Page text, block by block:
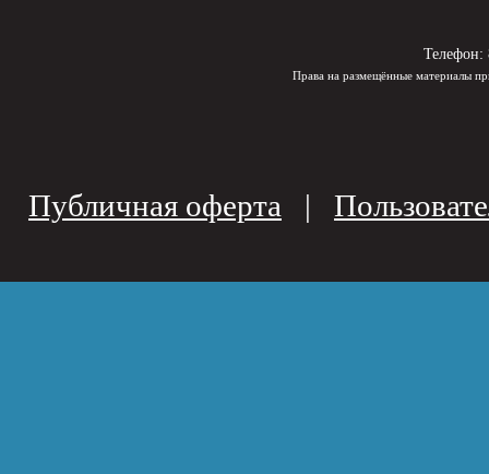
Телефон:
Права на размещённые материалы
Публичная оферта |